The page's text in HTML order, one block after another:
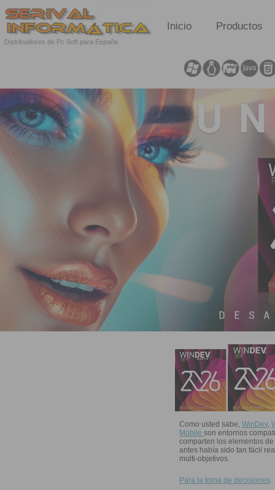
Distribuidores de Pc Soft para España
Como usted sabe, WinDev,
Mobile son entornos
comparten los elementos
antes había sido tan fácil
multi-objetivos.
Para la toma de decisiones
Inicio Productos